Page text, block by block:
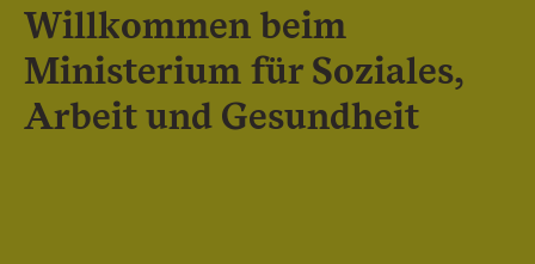
Willkommen beim
Ministerium für Soziales,
Arbeit und Gesundheit